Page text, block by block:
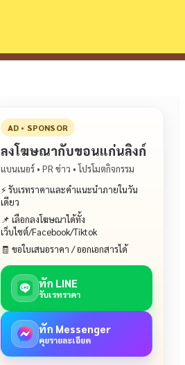
AD • SPONSOR
ลงโฆษณากับขอนแก่นลิงก์
แบนเนอร์ • PR ข่าว • โปรโมตกิจกรรม
⚡ รับเรทราคาและคำแนะนำภายในวัน
เดียว
📌 เลือกลงโฆษณาได้ทั้ง
เว็บไซต์/Facebook/Tiktok
🧾 ขอใบเสนอราคา / ออกเอกสารได้
ทัก LINE
รับเรทราคา
ทัก Messenger
คุยรายละเอียด